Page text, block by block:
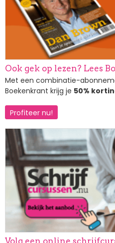
Ook gek op lezen? Lees
Met een combinatie-
Boekenkrant krijg je 50%
Profiteer nu!
Afbeelding
Volg een online